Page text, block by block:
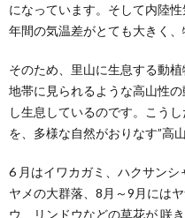
になっています。そして内陸
年間の気温差がとても大きく、
そのため、里山に生息する動
地帯に見られるような高山性
し生息しているのです。こう
を、多様な自然がおりなす”高
6 月はイワカガミ、ハクサン
ヤメの大群落、8月～9月には
ウ、リンドウなどの草花が 咲